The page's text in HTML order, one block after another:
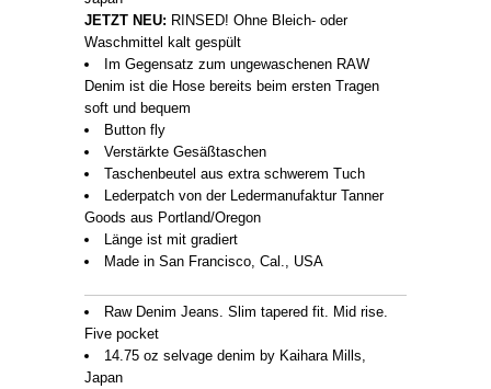
JETZT NEU: RINSED! Ohne Bleich- oder
Waschmittel kalt gespült
Im Gegensatz zum ungewaschenen RAW
Denim ist die Hose bereits beim ersten Tragen
soft und bequem
Button fly
Verstärkte Gesäßtaschen
Taschenbeutel aus extra schwerem Tuch
Lederpatch von der Ledermanufaktur Tanner
Goods aus Portland/Oregon
Länge ist mit gradiert
Made in San Francisco, Cal., USA
Raw Denim Jeans. Slim tapered fit. Mid rise.
Five pocket
14.75 oz selvage denim by Kaihara Mills,
Japan